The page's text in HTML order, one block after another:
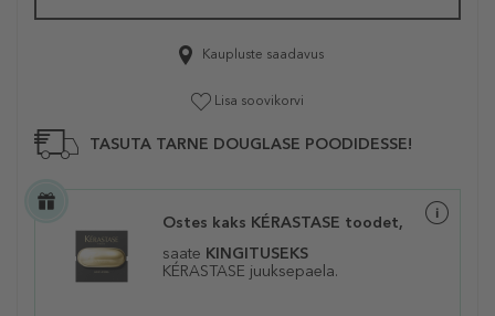
Kaupluste saadavus
Lisa soovikorvi
TASUTA TARNE DOUGLASE POODIDESSE!
Ostes kaks KÉRASTASE toodet,
saate KINGITUSEKS
KÉRASTASE juuksepaela.